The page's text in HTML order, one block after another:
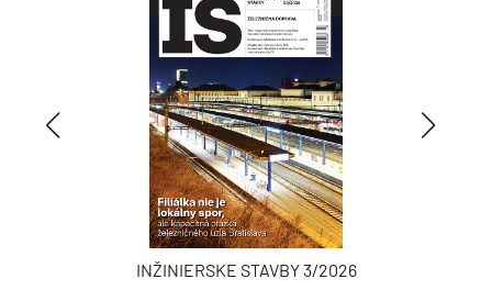
INŽINIERSKE STAVBY 3/2026